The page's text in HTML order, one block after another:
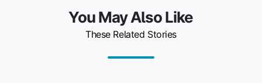
You May Also Like
These Related Stories